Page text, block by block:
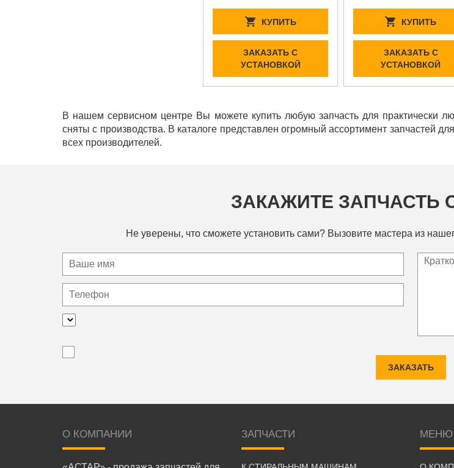
КУПИТЬ
ЗАКАЗАТЬ С
УСТАНОВКОЙ
КУПИТЬ
ЗАКАЗАТЬ С
УСТАНОВКОЙ
В нашем сервисном центре Вы можете купить любую запчасть для практически
сняты с производства. В каталоге представлен огромный ассортимент запчастей
всех производителей.
ЗАКАЖИТЕ ЗАПЧАСТЬ
Не уверены, что сможете установить сами? Вызовите мастера из
ЗАКАЗАТЬ
О КОМПАНИИ ЗАПЧАСТИ МЕНЮ